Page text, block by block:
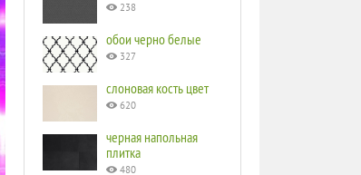
238
обои черно белые
327
слоновая кость цвет
620
черная напольная
плитка
480